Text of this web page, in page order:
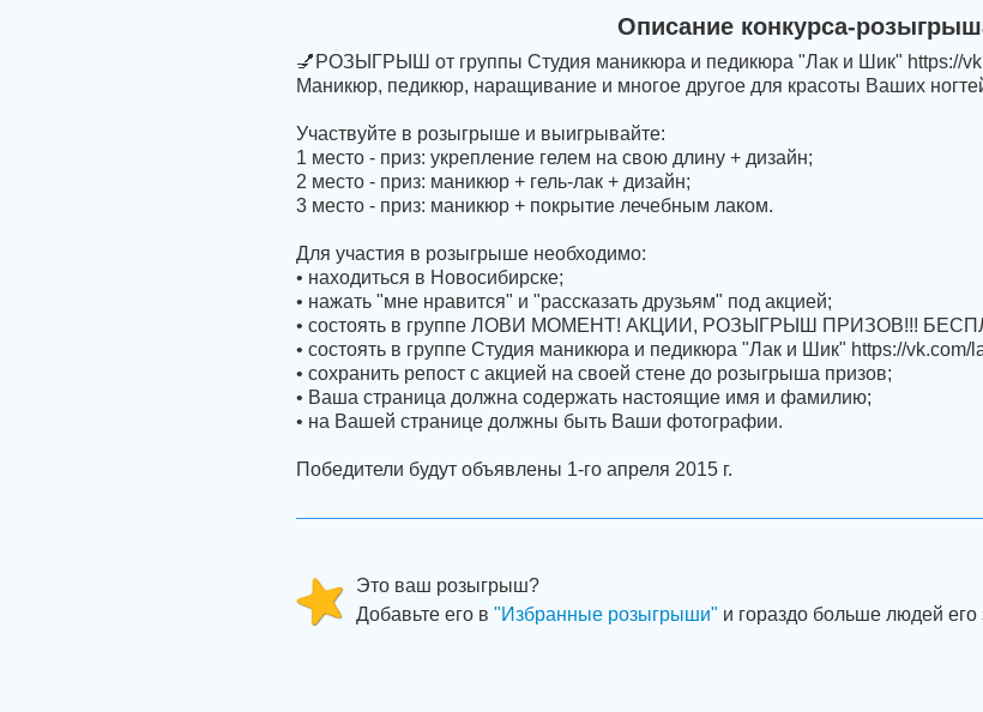
Описание конкурса-
💅РОЗЫГРЫШ от группы Студия маникюра и педикюра "Лак и Шик" https://
Маникюр, педикюр, наращивание и многое другое для красоты Ваших
Участвуйте в розыгрыше и выигрывайте:
1 место - приз: укрепление гелем на свою длину + дизайн;
2 место - приз: маникюр + гель-лак + дизайн;
3 место - приз: маникюр + покрытие лечебным лаком.
Для участия в розыгрыше необходимо:
• находиться в Новосибирске;
• нажать "мне нравится" и "рассказать друзьям" под акцией;
• состоять в группе ЛОВИ МОМЕНТ! АКЦИИ, РОЗЫГРЫШ ПРИЗОВ!!!
• состоять в группе Студия маникюра и педикюра "Лак и Шик" https://vk.com/
• cохранить репост с акцией на своей стене до розыгрыша призов;
• Ваша страница должна содержать настоящие имя и фамилию;
• на Вашей странице должны быть Ваши фотографии.
Победители будут объявлены 1-го апреля 2015 г.
Это ваш розыгрыш?
Добавьте его в "Избранные розыгрыши" и гораздо больше людей его